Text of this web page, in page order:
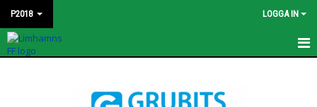
P2018 LOGGA IN